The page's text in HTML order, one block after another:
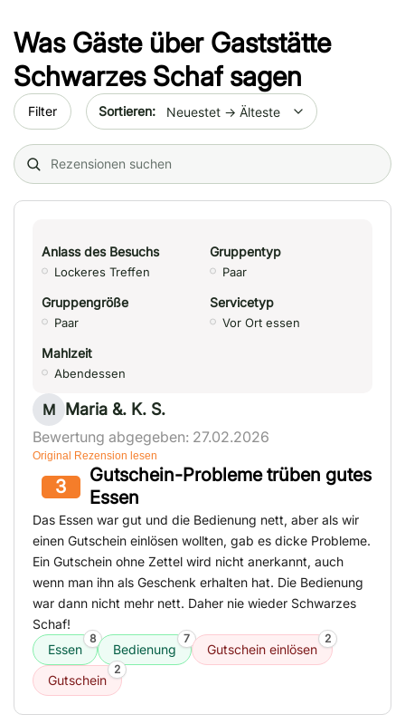
Was Gäste über Gaststätte
Schwarzes Schafsagen
Filter Sort by date
Search (title/text)
Anlass des Besuchs
Lockeres Treffen
Gruppentyp
Paar
Gruppengröße
Paar
Servicetyp
Vor Ort essen
Mahlzeit
Abendessen
M Maria &. K. S.
Bewertung abgegeben: 27.02.2026
Original Rezension lesen
3
Gutschein-Probleme trüben gutes
Essen
Das Essen war gut und die Bedienung nett, aber als wir
einen Gutschein einlösen wollten, gab es dicke Probleme.
Ein Gutschein ohne Zettel wird nicht anerkannt, auch
wenn man ihn als Geschenk erhalten hat. Die Bedienung
war dann nicht mehr nett. Daher nie wieder Schwarzes
Schaf!
Essen
8
Bedienung
7
Gutschein einlösen
2
Gutschein
2